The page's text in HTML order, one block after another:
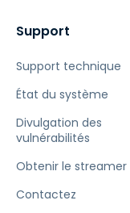
Support
Support technique
État du système
Divulgation des
vulnérabilités
Obtenir le streamer
Contactez